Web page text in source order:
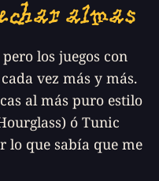
almas
los juegos con
vez más y más.
al más puro estilo
ó Tunic
lo que sabía que me